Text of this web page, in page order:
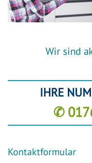
Wir sind
IHRE
✆
Kontaktformular